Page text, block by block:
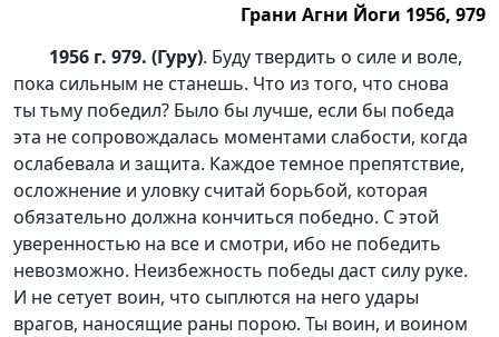
Грани Агни Йоги 1956, 979
1956 г. 979. (Гуру). Буду твердить о силе и воле,
пока сильным не станешь. Что из того, что снова
ты тьму победил? Было бы лучше, если бы победа
эта не сопровождалась моментами слабости, когда
ослабевала и защита. Каждое темное препятствие,
осложнение и уловку считай борьбой, которая
обязательно должна кончиться победно. С этой
уверенностью на все и смотри, ибо не победить
невозможно. Неизбежность победы даст силу руке.
И не сетует воин, что сыплются на него удары
врагов, наносящие раны порою. Ты воин, и воином